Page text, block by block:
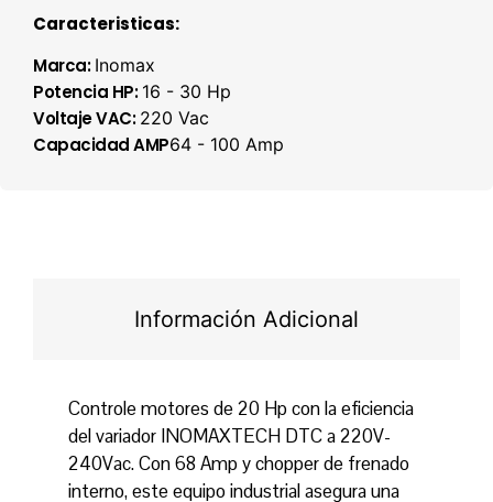
Caracteristicas:
Marca: Inomax
Potencia HP: 16 - 30 Hp
Voltaje VAC: 220 Vac
Capacidad AMP64 - 100 Amp
Información Adicional
Controle motores de 20 Hp con la eficiencia
del variador INOMAXTECH DTC a 220V-
240Vac. Con 68 Amp y chopper de frenado
interno, este equipo industrial asegura una